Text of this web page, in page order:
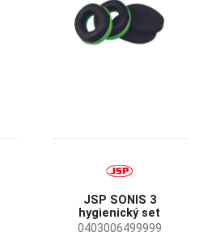
JSP SONIS 3
hygienický set
0403006499999